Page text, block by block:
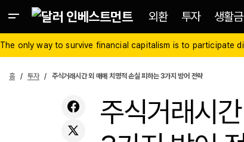
외환 투자 생활
The only way to survive financial capitalism is to participate
홈 투자 주식거래시간 외 매매 치명적 손실 피하는 3가지 방어 전략
주식거래시